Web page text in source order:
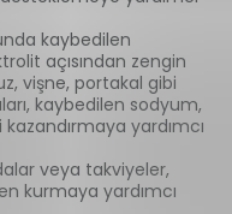
kaybedilen
açısından zengin
vişne, portakal gibi
kaybedilen sodyum,
yardımcı
veya takviyeler,
kurmaya yardımcı